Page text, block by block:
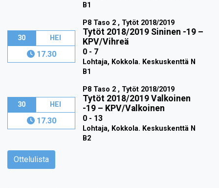
B1
30 HEI
17.30
P8 Taso 2 , Tytöt 2018/2019
Tytöt 2018/2019 Sininen -19 –
KPV/Vihreä
0 - 7
Lohtaja, Kokkola. Keskuskenttä N
B1
30 HEI
17.30
P8 Taso 2 , Tytöt 2018/2019
Tytöt 2018/2019 Valkoinen
-19 – KPV/Valkoinen
0 - 13
Lohtaja, Kokkola. Keskuskenttä N
B2
Ottelulista